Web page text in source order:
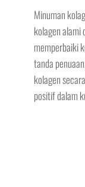
Minuman
kolagen alami
memperbaiki
tanda
kolagen
positif dalam